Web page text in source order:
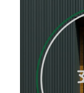
リノベーション
ペレットストーブ